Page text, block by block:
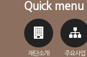
Quick menu
재단소개 주요사업